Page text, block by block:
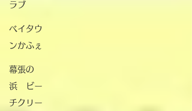
ラブ
ベイタウ
ンかふぇ
幕張の
浜 ビー
チクリー